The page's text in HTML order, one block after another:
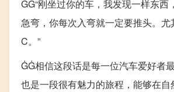
ĠĠ“刚坐过你的车，我发现一样东
急弯，你每次入弯就一定要推头。
C。”
ĠĠ相信这段话是每一位汽车爱好者
也是一段很有魅力的旅程，能够在